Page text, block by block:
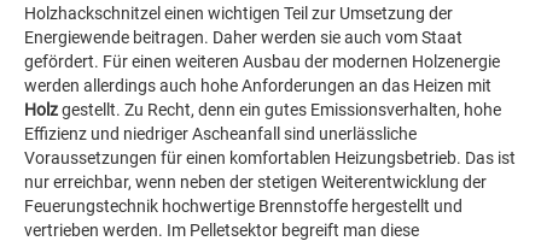
Holzhackschnitzel einen wichtigen Teil zur Umsetzung der
Energiewende beitragen. Daher werden sie auch vom Staat
gefördert. Für einen weiteren Ausbau der modernen Holzenergie
werden allerdings auch hohe Anforderungen an das Heizen mit
Holzgestellt. Zu Recht, denn ein gutes Emissionsverhalten, hohe
Effizienz und niedriger Ascheanfall sind unerlässliche
Voraussetzungen für einen komfortablen Heizungsbetrieb. Das ist
nur erreichbar, wenn neben der stetigen Weiterentwicklung der
Feuerungstechnik hochwertige Brennstoffe hergestellt und
vertrieben werden. Im Pelletsektor begreift man diese